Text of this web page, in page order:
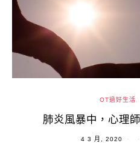
OT過好生活
肺炎風暴中，心理
POSTED
4 3 月, 2020